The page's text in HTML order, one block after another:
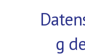
g